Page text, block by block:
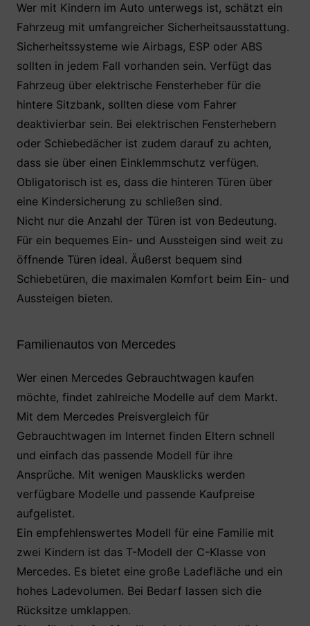
Wer mit Kindern im Auto unterwegs ist, schätzt ein
Fahrzeug mit umfangreicher Sicherheitsausstattung.
Sicherheitssysteme wie Airbags, ESP oder ABS
sollten in jedem Fall vorhanden sein. Verfügt das
Fahrzeug über elektrische Fensterheber für die
hintere Sitzbank, sollten diese vom Fahrer
deaktivierbar sein. Bei elektrischen Fensterhebern
oder Schiebedächer ist zudem darauf zu achten,
dass sie über einen Einklemmschutz verfügen.
Obligatorisch ist es, dass die hinteren Türen über
eine Kindersicherung zu schließen sind.
Nicht nur die Anzahl der Türen ist von Bedeutung.
Für ein bequemes Ein- und Aussteigen sind weit zu
öffnende Türen ideal. Äußerst bequem sind
Schiebetüren, die maximalen Komfort beim Ein- und
Aussteigen bieten.
Familienautos von Mercedes
Wer einen Mercedes Gebrauchtwagen kaufen
möchte, findet zahlreiche Modelle auf dem Markt.
Mit dem Mercedes Preisvergleich für
Gebrauchtwagen im Internet finden Eltern schnell
und einfach das passende Modell für ihre
Ansprüche. Mit wenigen Mausklicks werden
verfügbare Modelle und passende Kaufpreise
aufgelistet.
Ein empfehlenswertes Modell für eine Familie mit
zwei Kindern ist das T-Modell der C-Klasse von
Mercedes. Es bietet eine große Ladefläche und ein
hohes Ladevolumen. Bei Bedarf lassen sich die
Rücksitze umklappen.